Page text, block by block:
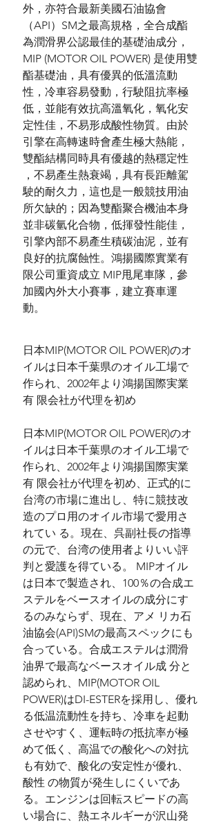
外，亦符合最新美國石油協會
（API）SM之最高規格，全合成酯
為潤滑界公認最佳的基礎油成分，
MIP (MOTOR OIL POWER) 是使用雙
酯基礎油，具有優異的低溫流動
性，冷車容易發動，行駛阻抗率極
低，並能有效抗高溫氧化，氧化安
定性佳，不易形成酸性物質。由於
引擎在高轉速時會產生極大熱能，
雙酯結構同時具有優越的熱穩定性
，不易產生熱衰竭，具有長距離駕
駛的耐久力，這也是一般競技用油
所欠缺的；因為雙酯聚合機油本身
並非碳氫化合物，低揮發性能佳，
引擎內部不易產生積碳油泥，並有
良好的抗腐蝕性。鴻揚國際實業有
限公司重資成立 MIP甩尾車隊，參
加國內外大小賽事，建立賽車運
動。
日本MIP(MOTOR OIL POWER)のオ
イルは日本千葉県のオイル工場で
作られ、2002年より鴻揚国際実業
有 限会社が代理を初め
日本MIP(MOTOR OIL POWER)のオ
イルは日本千葉県のオイル工場で
作られ、2002年より鴻揚国際実業
有 限会社が代理を初め、正式的に
台湾の市場に進出し、特に競技改
造のプロ用のオイル市場で愛用さ
れてい る。現在、呉副社長の指導
の元で、台湾の使用者よりいい評
判と愛護を得ている。 MIPオイル
は日本で製造され、100％の合成エ
ステルをベースオイルの成分にす
るのみならず、現在、アメ リカ石
油協会(API)SMの最高スペックにも
合っている。合成エステルは潤滑
油界で最高なベースオイル成 分と
認められ、MIP(MOTOR OIL
POWER)はDI-ESTERを採用し、優れ
る低温流動性を持ち、冷車を起動
させやすく、運転時の抵抗率が極
めて低く、高温での酸化への対抗
も有効で、酸化の安定性が優れ、
酸性 の物質が発生しにくいであ
る。エンジンは回転スピードの高
い場合に、熱エネルギーが沢山発